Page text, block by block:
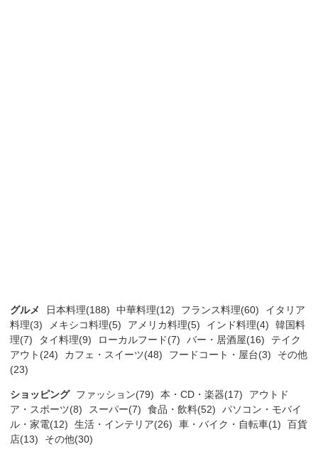
グルメ 日本料理(188) 中華料理(12) フランス料理(60)
イタリア
料理(3)
メキシコ料理(5) アメリカ料理(5) インド料理(4)
韓国料
理(7)
タイ料理(9) ローカルフード(7) バー・居酒屋(16)
テイク
アウト(24)
カフェ・スイーツ(48) フードコート・屋台(3)
その他
(23)
ショッピング ファッション(79) 本・CD・楽器(17)
アウトド
ア・スポーツ(8)
スーパー(7) 食品・飲料(52)
パソコン・モバイ
ル・家電(12)
生活・インテリア(26) 車・バイク・自転車(1)
百貨
店(13)
その他(30)